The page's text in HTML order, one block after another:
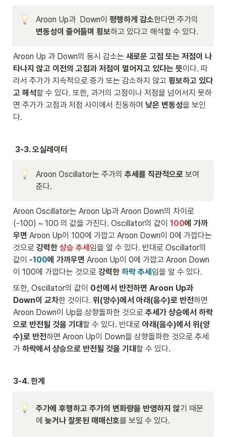
간
\t
ex
tc
ol
or
{r
ed
\t
ex
\t
i
m
es
1
0
0
으
의
기
간
}
}
{
\t
ol
or
ed
ex
t{
N
}
}
}
\t
m
es
1
0
0
Aroon Up과  Down이 평행하게 감소
변동성이 줄어들며 횡보하고 있다고 해석할 수 있다.
Aroon Up 과 Down의 동시 감소는 새로운 고점 또는 저점이 나
타나지 않고 이전의 고점과 저점이 멀어지고 있다는 뜻이다. 따
라서 주가가 지속적으로 증가 또는 감소하지 않고 횡보하고 있다
고 해석할 수 있다. 또한, 과거의 고점이나 저점을 넘어서지 못하
면 주가가 고점과 저점 사이에서 진동하며 낮은 변동성을 보인
다.
3-3. 오실레이터
Aroon Oscillator는 주가의 추세를 직관적으로 보여
준다.
Aroon Oscillator는 Aroon Up과 Aroon Down의 차이로
(-100) ~ 100 의 값을 가진다. Oscillator의 값이 100에 가까
우면 Aroon Up이 100에 가깝고 Aroon Down이 0에 가깝다는
것으로 강력한 상승 추세 임을 알 수 있다. 반대로 Oscillator의
값이 -100에 가까우면 Aroon Up이 0에 가깝고 Aroon Down
이 100에 가깝다는 것으로 강력한 하락 추세 임을 알 수 있다.
또한, Oscillator의 값이 0선에서 반전하면 Aroon Up과
Down이 교차한 것이다. 위(양수)에서 아래(음수)로 반전하면
Aroon Down이 Up을 상향돌파한 것으로 추세가 상승에서 하락
으로 반전될 것을 기대할 수 있다. 반대로 아래(음수)에서 위(양
수)로 반전하면 Aroon Up이 Down을 상향돌파한 것으로 추세
가 하락에서 상승으로 반전될 것을 기대할 수 있다.
3-4. 한계
주가에 후행하고 주가의 변화량을 반영하지 않기 때문
에 늦거나 잘못된 매매신호를 보일 수 있다.